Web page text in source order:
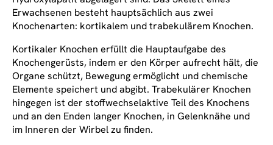
Erwachsenen besteht hauptsächlich aus zwei
Knochenarten: kortikalem und trabekulärem Knochen.
Kortikaler Knochen erfüllt die Hauptaufgabe des
Knochengerüsts, indem er den Körper aufrecht hält, die
Organe schützt, Bewegung ermöglicht und chemische
Elemente speichert und abgibt. Trabekulärer Knochen
hingegen ist der stoffwechselaktive Teil des Knochens
und an den Enden langer Knochen, in Gelenknähe und
im Inneren der Wirbel zu finden.